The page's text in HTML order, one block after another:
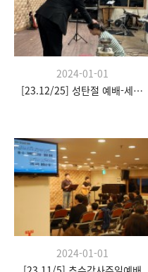
2024-01-01
[23.12/25] 성탄절 예배-세례식
2024-01-01